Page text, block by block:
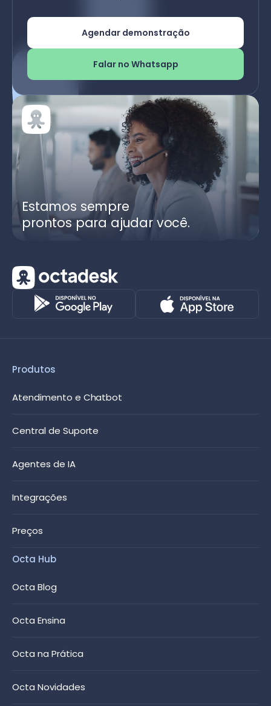
Agendar demonstração
Falar no Whatsapp
Estamos sempre
prontos para ajudar você.
Produtos
Atendimento e Chatbot
Central de Suporte
Agentes de IA
Integrações
Preços
Octa Hub
Octa Blog
Octa Ensina
Octa na Prática
Octa Novidades